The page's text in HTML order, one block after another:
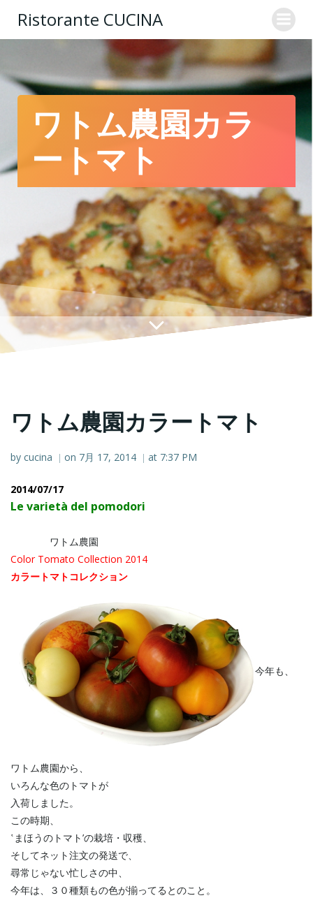
ン
テ
ン
ツ
へ
ス
キ
ッ
Ristorante CUCINA
ワトム農園カラ
ートマト
ワトム農園カラートマト
by cucina | on 7月 17, 2014 | at 7:37 PM
2014/07/17
Le varietà del pomodori
ワトム農園
Color Tomato Collection 2014
カラートマトコレクション
今年も、
ワトム農園から、
いろんな色のトマトが
入荷しました。
この時期、
‛まほうのトマト’の栽培・収穫、
そしてネット注文の発送で、
尋常じゃない忙しさの中、
今年は、３０種類もの色が揃ってるとのこと。